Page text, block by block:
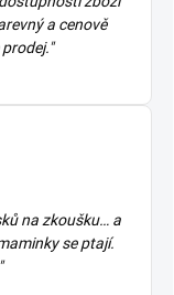
a cenově
na zkoušku… a
se ptají.